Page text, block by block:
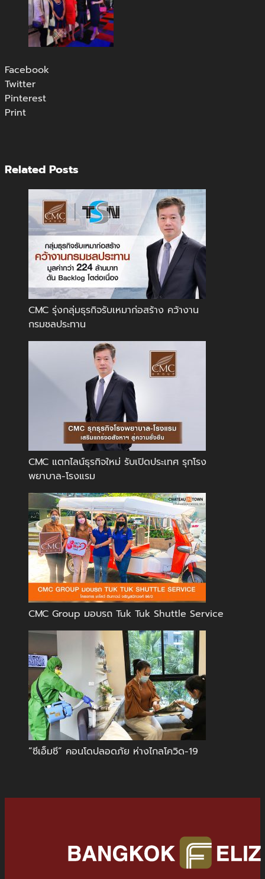
Facebook
Twitter
Pinterest
Print
Related Posts
CMC รุ่งกลุ่มธุรกิจรับเหมาก่อสร้าง คว้างาน
กรมชลประทาน
CMC แตกไลน์ธุรกิจใหม่ รับเปิดประเทศ รุกโรง
พยาบาล-โรงแรม
CMC Group มอบรถ Tuk Tuk Shuttle Service
“ซีเอ็มซี” คอนโดปลอดภัย ห่างไกลโควิด-19